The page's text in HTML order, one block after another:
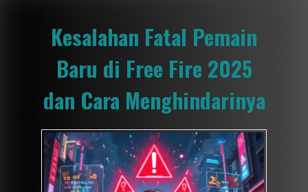
Kesalahan Fatal Pemain
Baru di Free Fire 2025
dan Cara Menghindarinya